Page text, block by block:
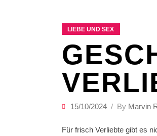
LIEBE UND SEX
15/10/2024 By Marvin
Für frisch Verliebte gibt es